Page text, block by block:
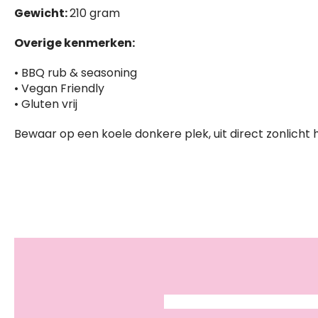
Gewicht:210 gram
Overige kenmerken:
• BBQ rub & seasoning
• Vegan Friendly
• Gluten vrij
Bewaar op een koele donkere plek, uit direct zonlicht